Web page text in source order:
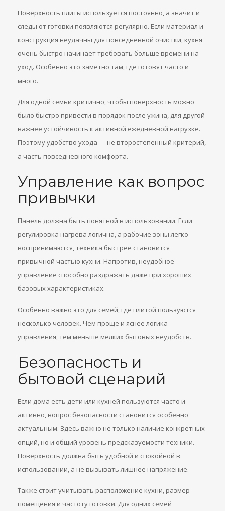
Поверхность плиты используется постоянно, а значит и
следы от готовки появляются регулярно. Если материал и
конструкция неудачны для повседневной очистки, кухня
очень быстро начинает требовать больше времени на
уход. Особенно это заметно там, где готовят часто и
много.
Для одной семьи критично, чтобы поверхность можно
было быстро привести в порядок после ужина, для другой
важнее устойчивость к активной ежедневной нагрузке.
Поэтому удобство ухода — не второстепенный критерий,
а часть повседневного комфорта.
Управление как вопрос
привычки
Панель должна быть понятной в использовании. Если
регулировка нагрева логична, а рабочие зоны легко
воспринимаются, техника быстрее становится
привычной частью кухни. Напротив, неудобное
управление способно раздражать даже при хороших
базовых характеристиках.
Особенно важно это для семей, где плитой пользуются
несколько человек. Чем проще и яснее логика
управления, тем меньше мелких бытовых неудобств.
Безопасность и
бытовой сценарий
Если дома есть дети или кухней пользуются часто и
активно, вопрос безопасности становится особенно
актуальным. Здесь важно не только наличие конкретных
опций, но и общий уровень предсказуемости техники.
Поверхность должна быть удобной и спокойной в
использовании, а не вызывать лишнее напряжение.
Также стоит учитывать расположение кухни, размер
помещения и частоту готовки. Для одних семей